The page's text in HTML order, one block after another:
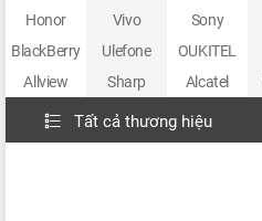
Honor
Vivo Sony
BlackBerry
Ulefone OUKITEL
Allview
Sharp Alcatel
Tất cả thương hiệu